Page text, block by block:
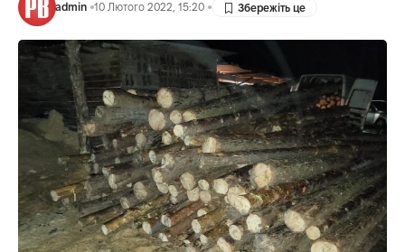
admin 10 Лютого 2022, 15:20